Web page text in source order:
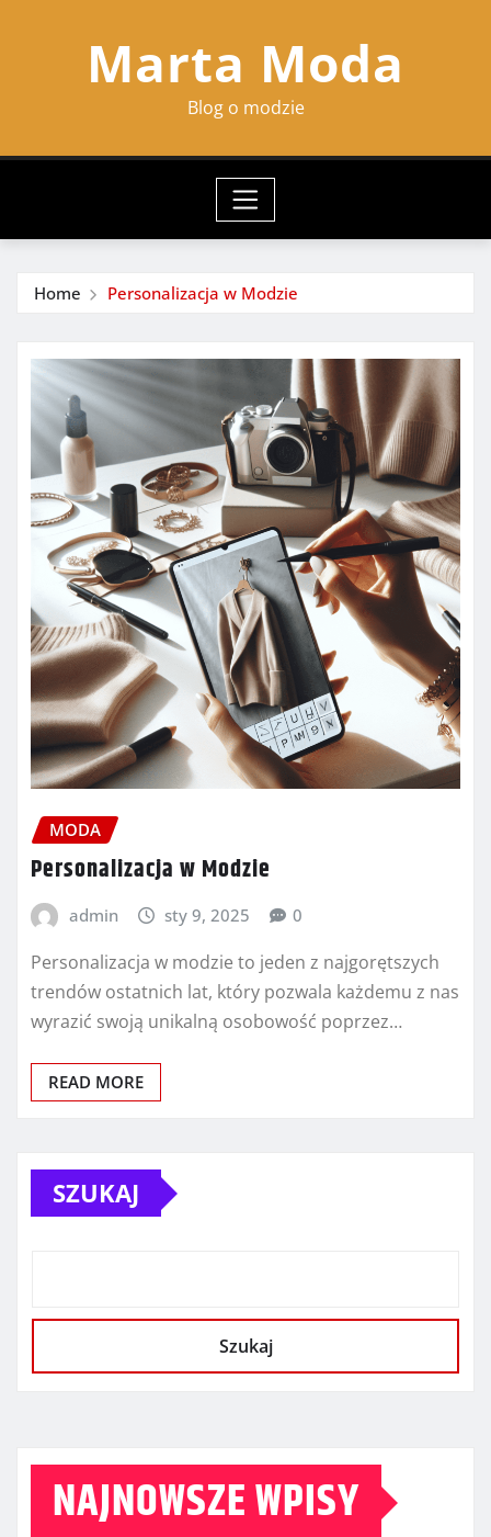
Marta Moda
Blog o modzie
Home Personalizacja w Modzie
MODA
Personalizacja w Modzie
admin sty 9, 2025 0
Personalizacja w modzie to jeden z najgorętszych
trendów ostatnich lat, który pozwala każdemu z nas
wyrazić swoją unikalną osobowość poprzez…
READ MORE
SZUKAJ
Szukaj
NAJNOWSZE WPISY